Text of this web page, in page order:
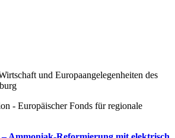
und Europaangelegenheiten des
- Europäischer Fonds für regionale